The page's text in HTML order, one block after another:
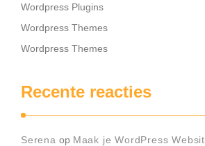
Wordpress Plugins
Wordpress Themes
Wordpress Themes
Recente reacties
Serena op Maak je WordPress